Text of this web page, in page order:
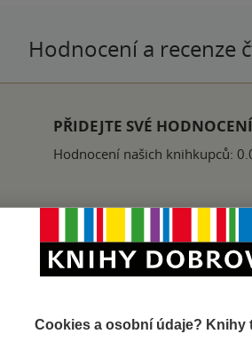
Hodnocení a recenze
PŘIDEJTE SVÉ
Hodnocení našich knihkupců:
Zobrazeno 20 z 20
Cookies a osobní údaje? Knihy